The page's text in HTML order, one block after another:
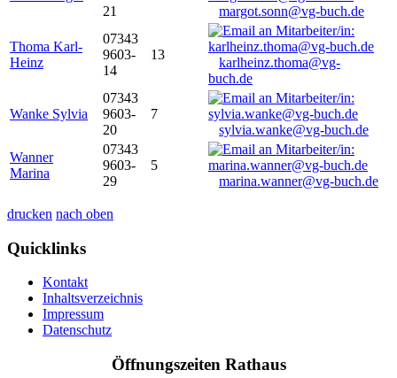
21
margot.sonn@vg-buch.de
Thoma Karl-
Heinz
07343
9603-
14
13
karlheinz.thoma@vg-
buch.de
Wanke Sylvia
07343
9603-
20
7
sylvia.wanke@vg-buch.de
Wanner
Marina
07343
9603-
29
5
marina.wanner@vg-buch.de
drucken nach oben
Quicklinks
Kontakt
Inhaltsverzeichnis
Impressum
Datenschutz
Öffnungszeiten Rathaus